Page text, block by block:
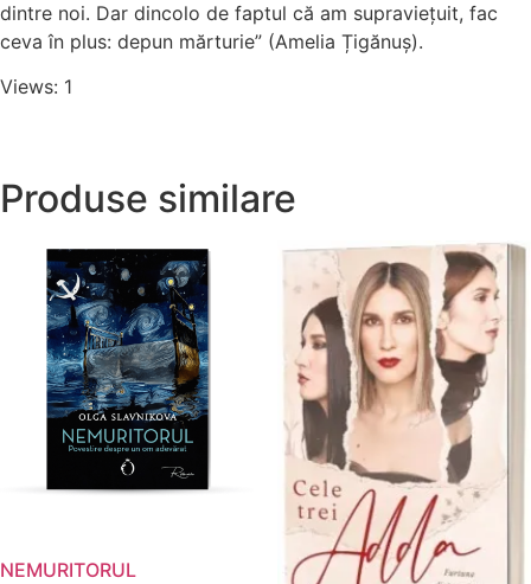
dintre noi. Dar dincolo de faptul că am supraviețuit, fac
ceva în plus: depun mărturie” (Amelia Țigănuș).
Views: 1
Produse similare
NEMURITORUL